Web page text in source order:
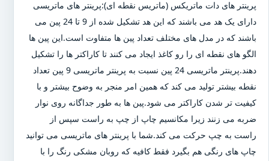
پرینتر های دات ماتریکس (ماتریس نقطه ای):پرینتر های ماتریسی
دارای یک هد می باشند که این هد تشکیل شده از 9 تا 24 پین می
باشند که در مدل های مختلف تعداد پین ها متفاوت است.این پین ها
الگو های نقطه ای را رو کاغذ ایجاد می کنند تا کاراکتر ها را تشکیل
دهند.پرینتر ماتریسی 24 پین نسبت به پرینتر ماتریسی 9 پین تعداد
نقطه بیشتر تولید می کند که همین امر منجر به وضوح بیشتر و با
کیفیت تر شدن کاراکتر می شود.پین ها به طور جداگانه روی نوار
ضربه می زنند زیرا مکانسیم چاپ از چپ به راست سپس از
راست به چپ حرکت می کند.شما با پرینتر های ماتریسی می توانید
چاپ های رنگی هم بگیرد فقط کافیه که روبان مشکی رنگ را با